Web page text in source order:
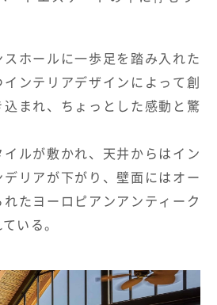
ホールに一歩足を踏み入れた
ンテリアデザインによって創
込まれ、ちょっとした感動と驚
ルが敷かれ、天井からはイン
デリアが下がり、壁面にはオー
たヨーロピアンアンティーク
いる。